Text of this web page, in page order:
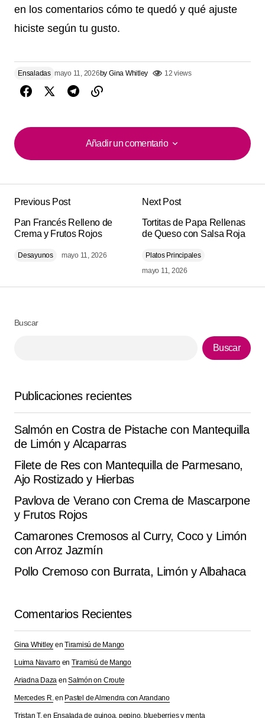
en los comentarios cómo te quedó y qué ajuste
hiciste según tu gusto.
Ensaladas mayo 11, 2026by Gina Whitley 12 views
Añadir un comentario
Añadir un comentario
publicada. Los campos obligatorios están
marcados con*
Guarda mi nombre, correo electrónico y web en este
Previous Post
Pan Francés Relleno de
Crema y Frutos Rojos
Desayunos mayo 11, 2026
Next Post
Tortitas de Papa Rellenas
de Queso con Salsa Roja
Platos Principales
mayo 11, 2026
Buscar
Buscar
Publicaciones recientes
Salmón en Costra de Pistache con Mantequilla
de Limón y Alcaparras
Filete de Res con Mantequilla de Parmesano,
Ajo Rostizado y Hierbas
Pavlova de Verano con Crema de Mascarpone
y Frutos Rojos
Camarones Cremosos al Curry, Coco y Limón
con Arroz Jazmín
Pollo Cremoso con Burrata, Limón y Albahaca
Comentarios Recientes
Gina Whitley enTiramisú de Mango
Luima Navarroen Tiramisú de Mango
Ariadna Daza enSalmón on Croute
Mercedes R.en Pastel de Almendra con Arandano
Tristan T.en Ensalada de quinoa, pepino, blueberries y menta